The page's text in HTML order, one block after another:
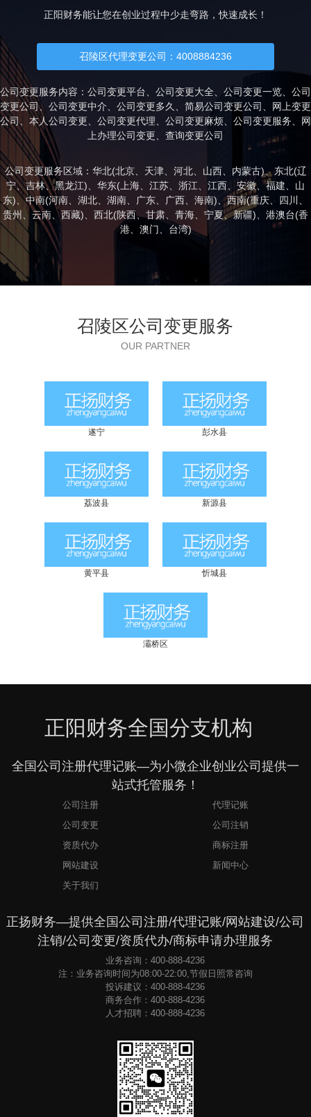
正阳财务能让您在创业过程中少走弯路，快速成长！
召陵区代理变更公司：4008884236
公司变更服务内容：公司变更平台、公司变更大全、公司变更一览、公司
变更公司、公司变更中介、公司变更多久、简易公司变更公司、网上变更
公司、本人公司变更、公司变更代理、公司变更麻烦、公司变更服务、网
上办理公司变更、查询变更公司
公司变更服务区域：华北(北京、 天津、 河北、 山西、 内蒙古)、东北(辽
宁、吉林、黑龙江)、华东( 上海 江苏 浙江 江西 安徽、福建
山
东)、中南(河南 湖北 湖南 广东 广西 海南)、西南(重庆 四川
贵州
云南 、西藏)、西北(陕西、 甘肃 青海 宁夏、新疆)、港澳台(香
港、 澳门 台湾)
召陵区公司变更服务
OUR PARTNER
遂宁 彭水县
荔波县 新源县
黄平县 忻城县
灞桥区
正阳财务全国分支机构
全国公司注册代理记账—为小微企业创业公司提供一
站式托管服务！
公司注册
代理记账
公司变更
公司注销
资质代办
商标注册
网站建设
新闻中心
关于我们
正扬财务—提供全国公司注册/代理记账/网站建设/公司
注销/公司变更/资质代办/商标申请办理服务
业务咨询：400-888-4236
注：业务咨询时间为08:00-22:00,节假日照常咨询
投诉建议：400-888-4236
商务合作：400-888-4236
人才招聘：400-888-4236